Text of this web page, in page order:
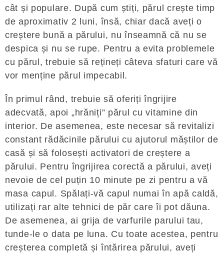
cât și populare. După cum știți, părul crește timp
de aproximativ 2 luni, însă, chiar dacă aveți o
creștere bună a părului, nu înseamnă că nu se
despica și nu se rupe. Pentru a evita problemele
cu părul, trebuie să rețineți câteva sfaturi care vă
vor menține părul impecabil.
În primul rând, trebuie să oferiți îngrijire
adecvată, apoi „hrăniți” părul cu vitamine din
interior. De asemenea, este necesar să revitalizi
constant rădăcinile părului cu ajutorul măștilor de
casă și să folosești activatori de creștere a
părului. Pentru îngrijirea corectă a părului, aveți
nevoie de cel puțin 10 minute pe zi pentru a vă
masa capul. Spălați-vă capul numai în apă caldă,
utilizați rar alte tehnici de păr care îi pot dăuna.
De asemenea, ai grija de varfurile parului tau,
tunde-le o data pe luna. Cu toate acestea, pentru
creșterea completă și întărirea părului, aveți